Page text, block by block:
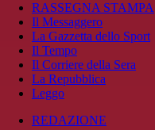
RASSEGNA STAMPA
Il Messaggero
La Gazzetta dello Sport
Il Tempo
Il Corriere della Sera
La Repubblica
Leggo
REDAZIONE